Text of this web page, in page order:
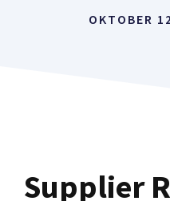
OKTOBER
Supplier